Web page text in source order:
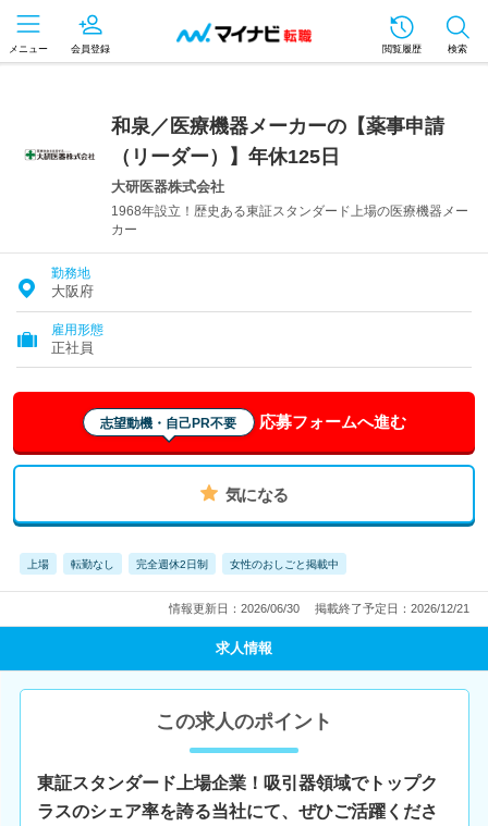
メニュー 会員登録 閲覧履歴 検索
和泉／医療機器メーカーの【薬事申請
（リーダー）】年休125日
大研医器株式会社
1968年設立！歴史ある東証スタンダード上場の医療機器メー
カー
勤務地
大阪府
雇用形態
正社員
志望動機・自己PR不要 応募フォームへ進む
気になる
上場 転勤なし 完全週休2日制 女性のおしごと掲載中
情報更新日：2026/06/30 掲載終了予定日：2026/12/21
求人情報
この求人のポイント
東証スタンダード上場企業！吸引器領域でトップク
ラスのシェア率を誇る当社にて、ぜひご活躍くださ